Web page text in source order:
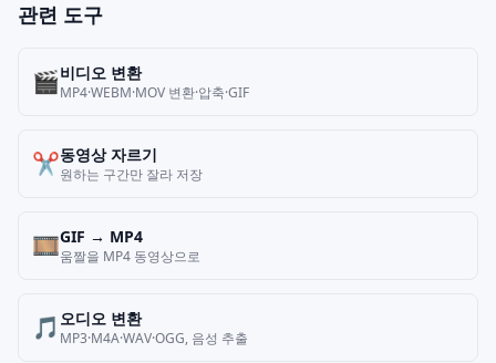
관련 도구
🎬비디오 변환
MP4·WEBM·MOV 변환·압축·GIF
✂️동영상 자르기
원하는 구간만 잘라 저장
🎞️GIF → MP4
움짤을 MP4 동영상으로
🎵 오디오 변환
MP3·M4A·WAV·OGG, 음성 추출